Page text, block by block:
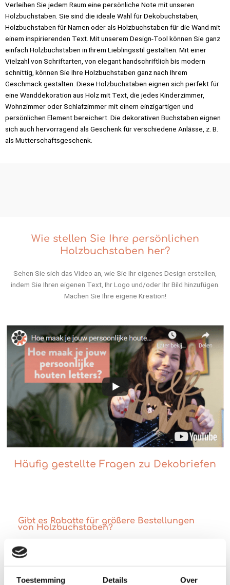
Toestemming Details Over
Verleihen Sie jedem Raum eine persönliche Note mit unseren
Holzbuchstaben. Sie sind die ideale Wahl für Dekobuchstaben,
Holzbuchstaben für Namen oder als Holzbuchstaben für die Wand mit
einem inspirierenden Text. Mit unserem Design-Tool können Sie ganz
einfach Holzbuchstaben in Ihrem Lieblingsstil gestalten. Mit einer
Vielzahl von Schriftarten, von elegant handschriftlich bis modern
schnittig, können Sie Ihre Holzbuchstaben ganz nach Ihrem
Geschmack gestalten. Diese Holzbuchstaben eignen sich perfekt für
eine Wanddekoration aus Holz mit Text, die jedes Kinderzimmer,
Wohnzimmer oder Schlafzimmer mit einem einzigartigen und
persönlichen Element bereichert. Die dekorativen Buchstaben eignen
sich auch hervorragend als Geschenk für verschiedene Anlässe, z. B.
als Mutterschaftsgeschenk.
Wie stellen Sie Ihre persönlichen
Holzbuchstaben her?
Sehen Sie sich das Video an, wie Sie Ihr eigenes Design erstellen,
indem Sie Ihren eigenen Text, Ihr Logo und/oder Ihr Bild hinzufügen.
Machen Sie Ihre eigene Kreation!
Häufig gestellte Fragen zu Dekobriefen
Gibt es Rabatte für größere Bestellungen
von Holzbuchstaben?
Für Kunden, die an einer größeren Anzahl von Holzbuchstaben
für dekorative oder professionelle Zwecke interessiert sind,
wie z.B. mehrere inspirierende Texte für einen Büroraum oder
eine Kombination eigener Schriften mit Logos, bieten wir